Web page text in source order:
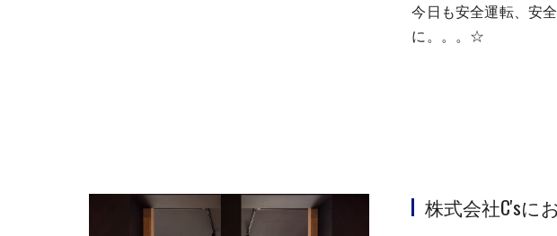
今日も安全運転、安
に。。。☆
株式会社C'sに